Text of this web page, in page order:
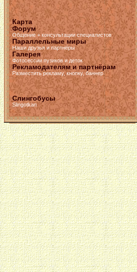
Карта
Форум
Общение + консультации специалистов
Параллельные миры
Наши друзья и партнёры
Галерея
Фотосессии пузиков и деток
Рекламодателям и партнёрам
Разместить рекламу, кнопку, баннер
Слингобусы
Slingotkan